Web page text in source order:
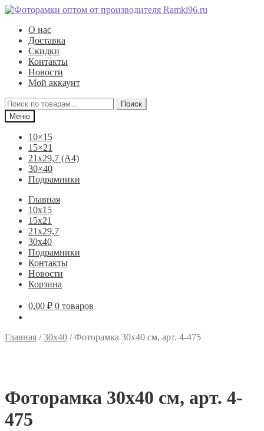
Перейти
навигации
Перейти
содержимому
О нас
Доставка
Скидки
Контакты
Новости
Мой аккаунт
Искать:
Поиск
Меню
10×15
15×21
21х29,7 (А4)
30×40
Подрамники
Главная
10х15
15х21
21х29,7
30х40
Подрамники
Контакты
Новости
Корзина
0,00 ₽ 0 товаров
Главная /30х40 /Фоторамка 30х40 см, арт. 4-475
Фоторамка 30х40 см, арт. 4-
475